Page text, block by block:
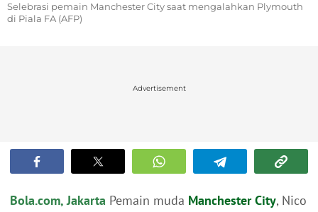
Selebrasi pemain Manchester City saat mengalahkan Plymouth
di Piala FA (AFP)
Advertisement
Bola.com, Jakarta Pemain muda Manchester City, Nico